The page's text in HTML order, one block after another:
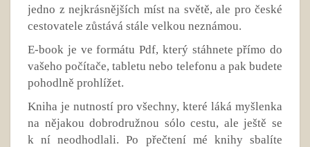
jedno z nejkrásnějších míst na světě, ale pro české
cestovatele zůstává stále velkou neznámou.
E-book je ve formátu Pdf, který stáhnete přímo do
vašeho počítače, tabletu nebo telefonu a pak budete
pohodlně prohlížet.
Kniha je nutností pro všechny, které láká myšlenka
na nějakou dobrodružnou sólo cestu, ale ještě se
k ní neodhodlali. Po přečtení mé knihy sbalíte